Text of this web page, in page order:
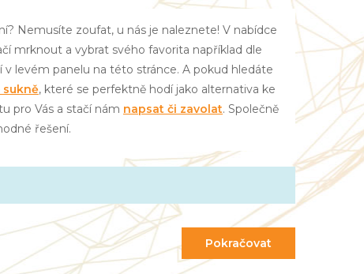
Nemusíte zoufat, u nás je naleznete! V nabídce
mrknout a vybrat svého favorita například dle
v levém panelu na této stránce. A pokud hledáte
sukně, které se perfektně hodí jako alternativa ke
pro Vás a stačí nám napsat či zavolat. Společně
řešení.
Pokračovat